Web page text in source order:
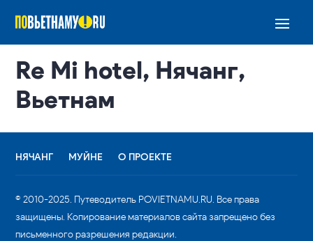
Re Mi hotel, Нячанг,
Вьетнам
НЯЧАНГ МУЙНЕ О ПРОЕКТЕ
© 2010-2025. Путеводитель POVIETNAMU.RU. Все права
защищены. Копирование материалов сайта запрещено без
письменного разрешения редакции.